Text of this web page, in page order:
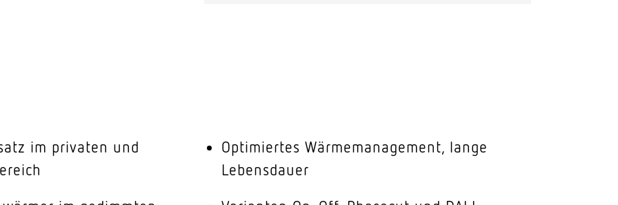
im privaten und
Optimiertes Wärmemanagement, lange
Lebensdauer